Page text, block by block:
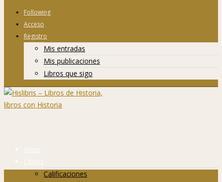
Following
Acceso
Registro
Mis entradas
Mis publicaciones
Libros que sigo
Inicio
Libros
Calificaciones